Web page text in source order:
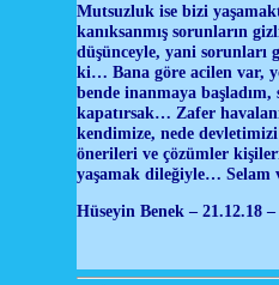
Mutsuzluk ise bizi
kanıksanmış sorunların
düşünceyle, yani sorunları
ki… Bana göre acilen var,
bende inanmaya
kapatırsak… Zafer
kendimize, nede
önerileri ve çözümler
yaşamak dileğiyle… Selam
Hüseyin Benek – 21.12.18